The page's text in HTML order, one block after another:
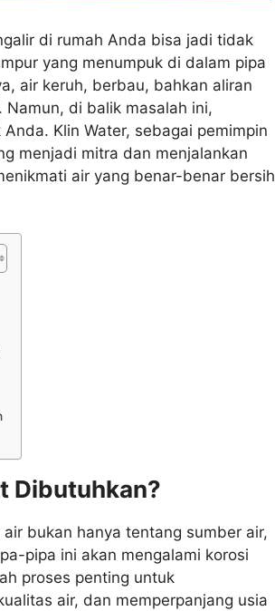
di rumah Anda bisa jadi tidak
yang menumpuk di dalam pipa
air keruh, berbau, bahkan aliran
di balik masalah ini,
Klin Water, sebagai pemimpin
menjadi mitra dan menjalankan
air yang benar-benar bersih
Dibutuhkan?
bukan hanya tentang sumber air,
pipa ini akan mengalami korosi
proses penting untuk
air, dan memperpanjang usia